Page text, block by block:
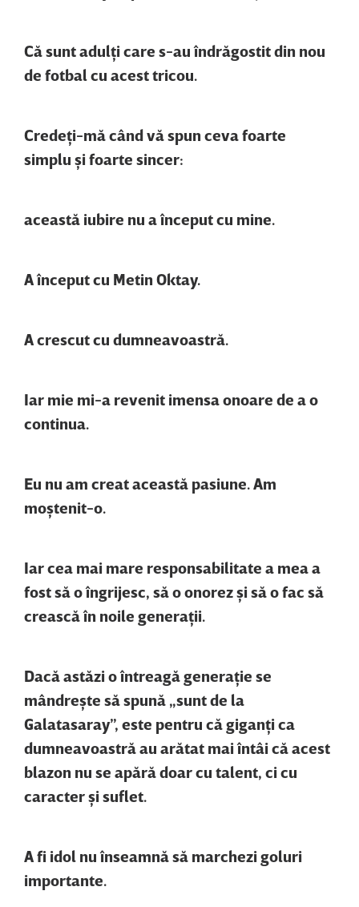
Că sunt adulţi care s-au îndrăgostit din nou
de fotbal cu acest tricou.
Credeţi-mă când vă spun ceva foarte
simplu şi foarte sincer:
această iubire nu a început cu mine.
A început cu Metin Oktay.
A crescut cu dumneavoastră.
Iar mie mi-a revenit imensa onoare de a o
continua.
Eu nu am creat această pasiune. Am
moştenit-o.
Iar cea mai mare responsabilitate a mea a
fost să o îngrijesc, să o onorez şi să o fac să
crească în noile generaţii.
Dacă astăzi o întreagă generaţie se
mândreşte să spună „sunt de la
Galatasaray”, este pentru că giganţi ca
dumneavoastră au arătat mai întâi că acest
blazon nu se apără doar cu talent, ci cu
caracter şi suflet.
A fi idol nu înseamnă să marchezi goluri
importante.